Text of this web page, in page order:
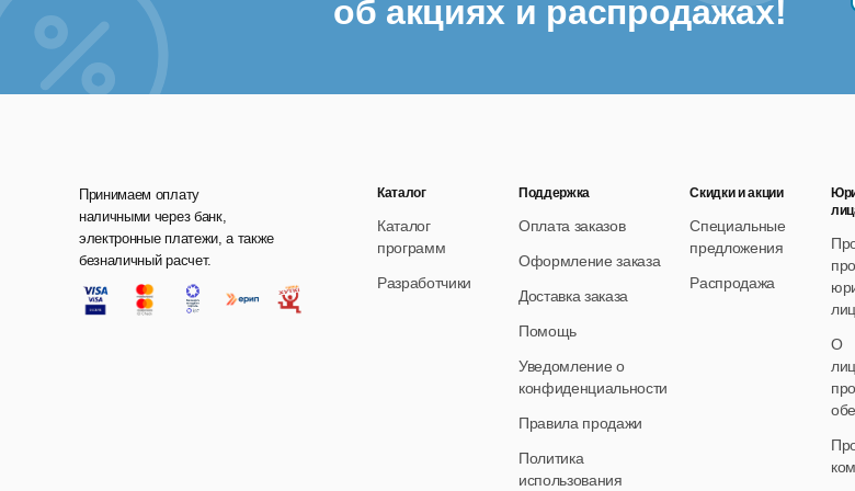
4. Учёт явок сотрудников
учитывать рабочие часы, ночные смены и
формировать табели учёта рабочего времени.
Эти данные автоматически используются при
5. Расчёт повременной и сдельной зарплаты
Система поддерживает различные схемы оплаты
повременная, сдельная, премиальная,
об акциях и распродажах!
Принимаем оплату
наличными через банк,
электронные платежи, а также
безналичный расчет.
Каталог
Каталог
программ
Разработчики
Поддержка
Оплата заказов
Оформление заказа
Доставка заказа
Помощь
Уведомление о
конфиденциальности
Правила продажи
Политика
использования
Скидки и акции
Специальные
предложения
Распродажа
О